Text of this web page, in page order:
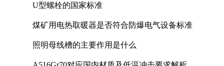
U型螺栓的国家标准
煤矿用电热取暖器是否符合防爆电气设备标准
照明母线槽的主要作用是什么